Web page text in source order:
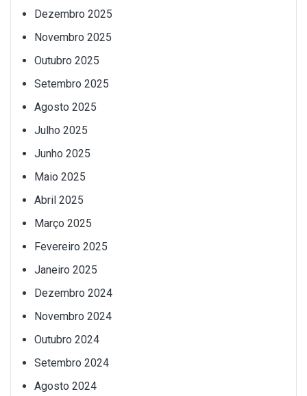
Dezembro 2025
Novembro 2025
Outubro 2025
Setembro 2025
Agosto 2025
Julho 2025
Junho 2025
Maio 2025
Abril 2025
Março 2025
Fevereiro 2025
Janeiro 2025
Dezembro 2024
Novembro 2024
Outubro 2024
Setembro 2024
Agosto 2024